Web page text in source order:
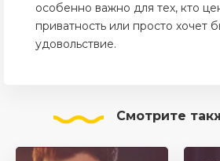
особенно важно для тех, кто
приватность или просто хочет
удовольствие.
Смотрите